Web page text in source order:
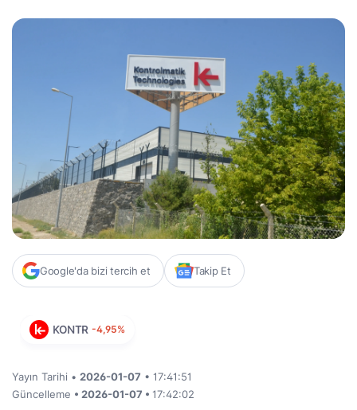
Google'da bizi tercih et Takip Et
KONTR -4,95%
Yayın Tarihi • 2026-01-07 • 17:41:51
Güncelleme • 2026-01-07 • 17:42:02